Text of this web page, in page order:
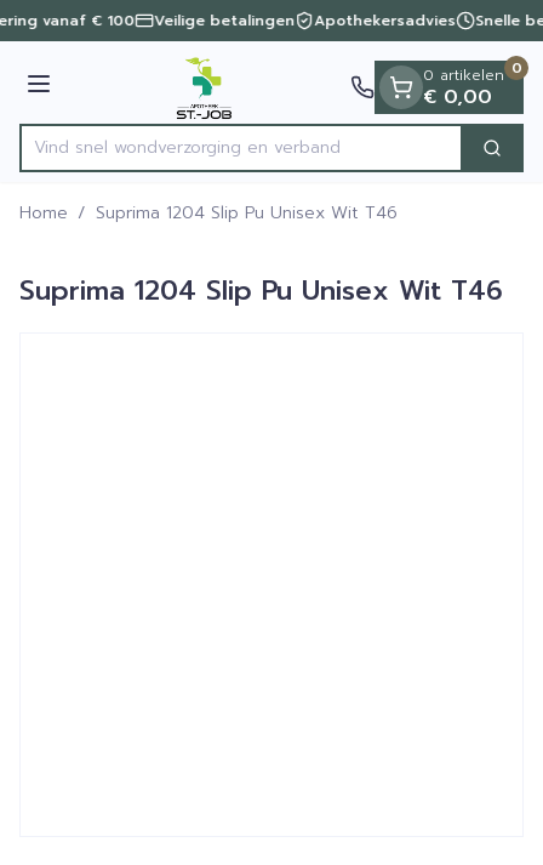
Ga naar de inhoud
1 van 1
vanaf € 100 Veilige betalingen Apothekersadvies Snelle
Menu
Product, merk, categorie...
Vind snel wondverzorging en v Zoek
0 artikelen
€ 0,00
0
Home / Suprima 1204 Slip Pu Unisex Wit T46
Suprima 1204 Slip Pu Unisex Wit T46